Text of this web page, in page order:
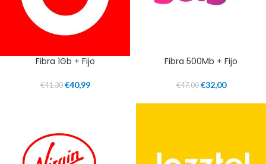
Fibra 1Gb + Fijo
€41,30 €40,99
Fibra 500Mb + Fijo
€47,00 €32,00